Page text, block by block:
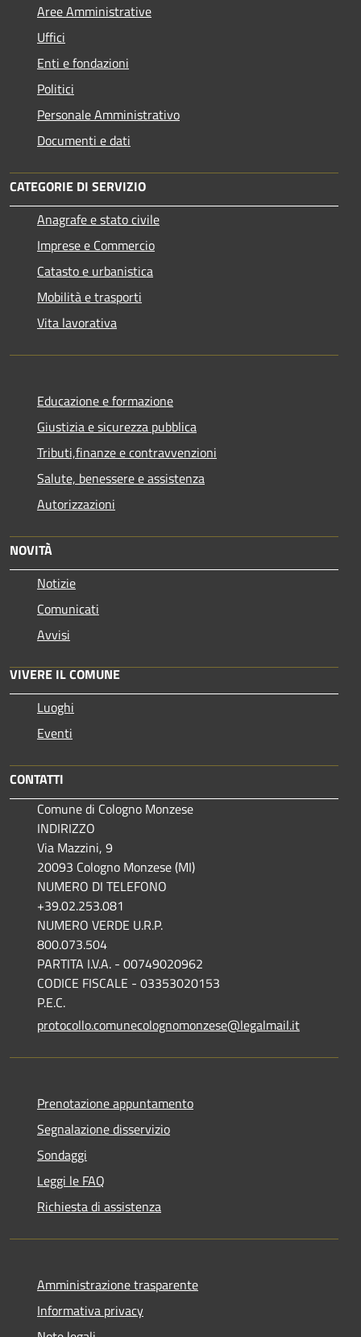
Aree Amministrative
Uffici
Enti e fondazioni
Politici
Personale Amministrativo
Documenti e dati
CATEGORIE DI SERVIZIO
Anagrafe e stato civile
Imprese e Commercio
Catasto e urbanistica
Mobilità e trasporti
Vita lavorativa
Educazione e formazione
Giustizia e sicurezza pubblica
Tributi,finanze e contravvenzioni
Salute, benessere e assistenza
Autorizzazioni
NOVITÀ
Notizie
Comunicati
Avvisi
VIVERE IL COMUNE
Luoghi
Eventi
CONTATTI
Comune di Cologno Monzese
INDIRIZZO
Via Mazzini, 9
20093 Cologno Monzese (MI)
NUMERO DI TELEFONO
+39.02.253.081
NUMERO VERDE U.R.P.
800.073.504
PARTITA I.V.A. - 00749020962
CODICE FISCALE - 03353020153
P.E.C.
protocollo.comunecolognomonzese@legalmail.it
Prenotazione appuntamento
Segnalazione disservizio
Sondaggi
Leggi le FAQ
Richiesta di assistenza
Amministrazione trasparente
Informativa privacy